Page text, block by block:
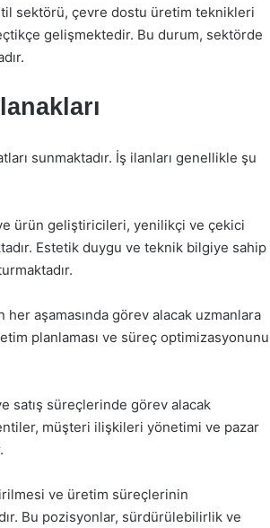
sektörü, çevre dostu üretim teknikleri
gelişmektedir. Bu durum, sektörde
sunmaktadır. İş ilanları genellikle şu
ürün geliştiricileri, yenilikçi ve çekici
Estetik duygu ve teknik bilgiye sahip
aşamasında görev alacak uzmanlara
planlaması ve süreç optimizasyonunu
satış süreçlerinde görev alacak
müşteri ilişkileri yönetimi ve pazar
ve üretim süreçlerinin
Bu pozisyonlar, sürdürülebilirlik ve